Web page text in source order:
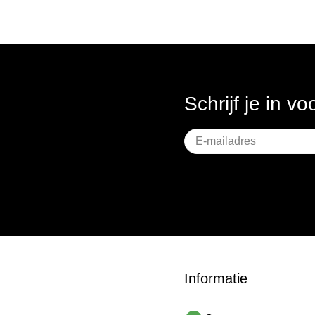
Schrijf je in
Geen
titel
Informatie